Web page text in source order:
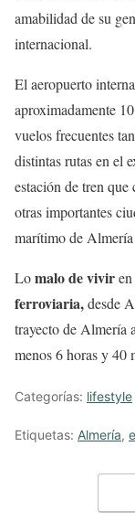
amabilidad de su
internacional.
El aeropuerto
aproximadamente
vuelos frecuentes
distintas rutas en el
estación de tren
otras importantes
marítimo de
Lomalo de vivir
ferroviaria,desde
trayecto de Almería
menos 6 horas y 40
Categorías: lifestyle
Etiquetas: Almería,